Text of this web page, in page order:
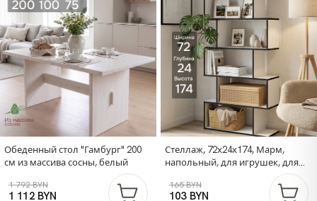
Обеденный стол "Гамбург" 200
см из массива сосны, белый
1 792 BYN
1 112 BYN
Стеллаж, 72х24х174, Марм,
напольный, для игрушек, для
книг, белый/черный, ЛДСП
165 BYN
103 BYN